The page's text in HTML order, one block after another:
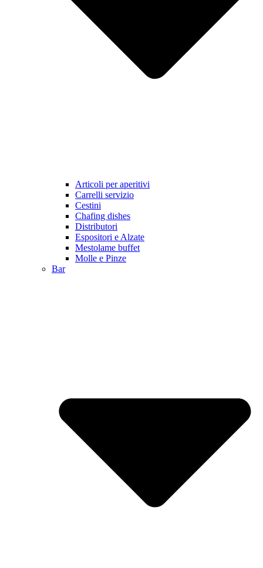
Articoli per aperitivi
Carrelli servizio
Cestini
Chafing dishes
Distributori
Espositori e Alzate
Mestolame buffet
Molle e Pinze
Bar